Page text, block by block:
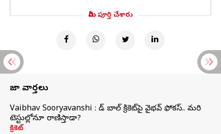
మీరు పూర్తి చేశారు
తాజా వార్తలు
Vaibhav Sooryavanshi : రెడ్ బాల్ క్రికెట్‌పై వైభవ్ ఫోకస్.. మరి
టెస్టుల్లోనూ రాణిస్తాడా?
క్రికెట్